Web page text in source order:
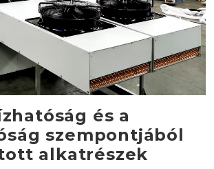
és a
szempontjából
alkatrészek